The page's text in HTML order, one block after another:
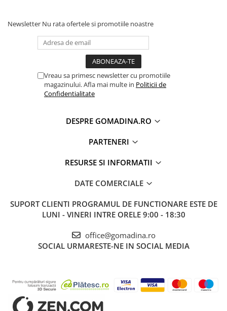
Newsletter Nu rata ofertele si promotiile noastre
Vreau sa primesc newsletter cu promotiile
magazinului. Afla mai multe in Politicii de
Confidentialitate
DESPRE GOMADINA.RO
PARTENERI
RESURSE SI INFORMATII
DATE COMERCIALE
SUPORT CLIENTI PROGRAMUL DE FUNCTIONARE ESTE DE
LUNI - VINERI INTRE ORELE 9:00 - 18:30
office@gomadina.ro
SOCIAL URMARESTE-NE IN SOCIAL MEDIA